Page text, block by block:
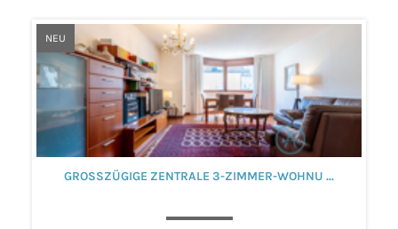
NEU
GROSSZÜGIGE ZENTRALE 3-ZIMMER-WOHNU ...